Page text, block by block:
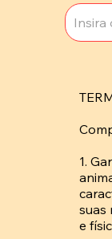
1.
suas
e